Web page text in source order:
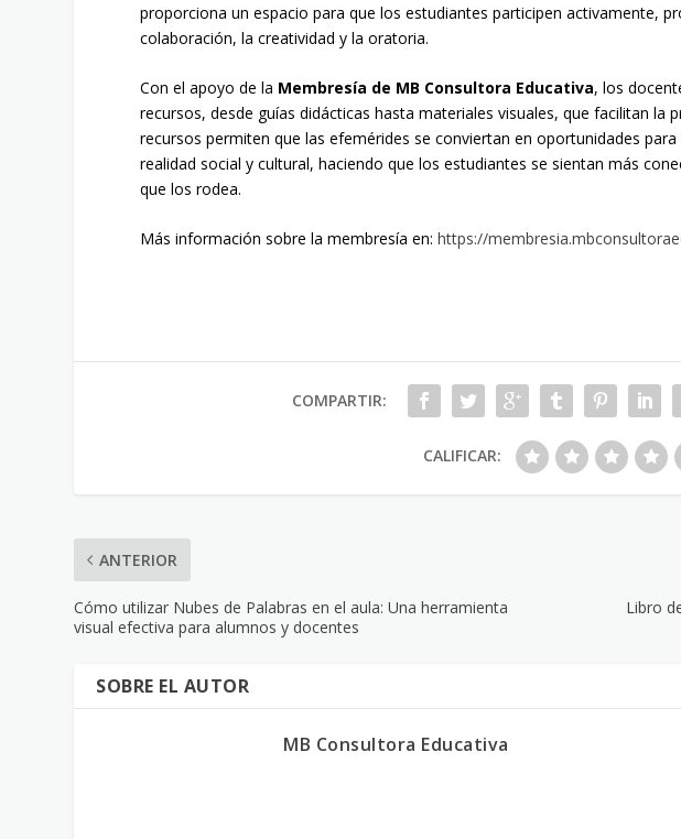
proporciona un espacio para que los estudiantes participen activamente,
colaboración, la creatividad y la oratoria.
Con el apoyo de la Membresía de MB Consultora Educativa, los
recursos, desde guías didácticas hasta materiales visuales, que facilitan la
recursos permiten que las efemérides se conviertan en oportunidades
realidad social y cultural, haciendo que los estudiantes se sientan más
que los rodea.
Más información sobre la membresía en:https://
COMPARTIR:
CALIFICAR:
ANTERIOR
Cómo utilizar Nubes de Palabras en el aula: Una herramienta
visual efectiva para alumnos y docentes
Libro
SOBRE EL AUTOR
MB Consultora Educativa